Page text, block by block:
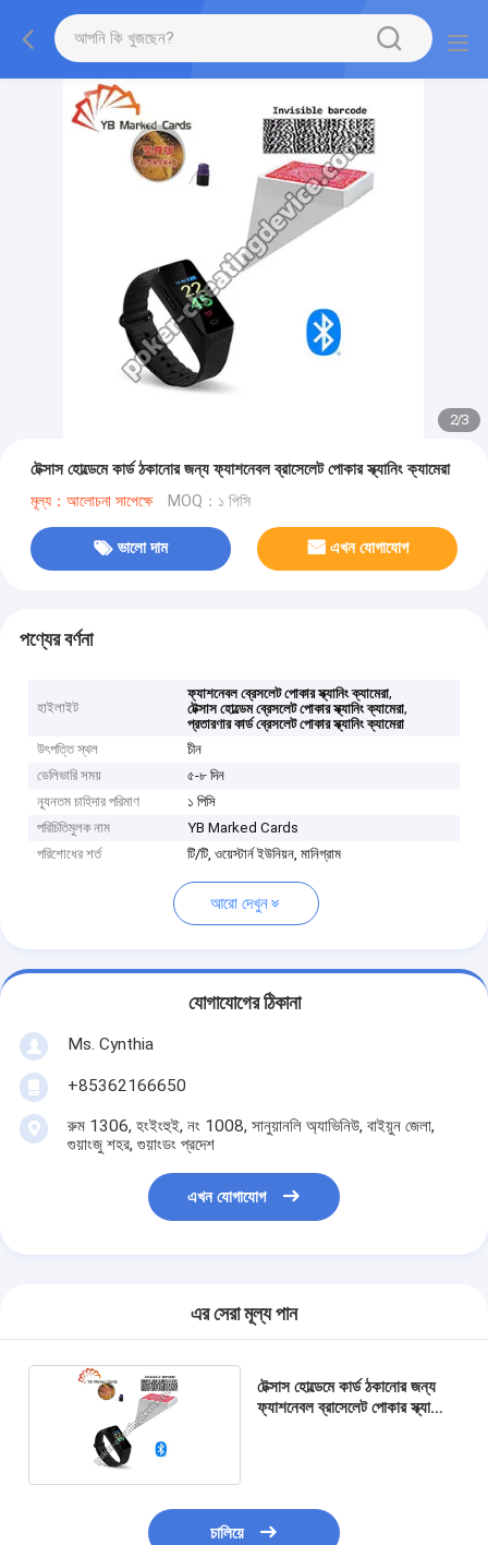
2/3
টেক্সাস হোল্ডেমে কার্ড ঠকানোর জন্য ফ্যাশনেবল ব্রাসেলেট পোকার স্ক্যানিং ক্যামেরা
মূল্য：আলোচনা সাপেক্ষে MOQ：১ পিসি
ভালো দাম এখন যোগাযোগ
পণ্যের বর্ণনা
হাইলাইট
ফ্যাশনেবল ব্রেসলেট পোকার স্ক্যানিং ক্যামেরা,
টেক্সাস হোল্ডেম ব্রেসলেট পোকার স্ক্যানিং ক্যামেরা,
প্রতারণার কার্ড ব্রেসলেট পোকার স্ক্যানিং ক্যামেরা
উৎপত্তি স্থল
চীন
ডেলিভারি সময়
৫-৮ দিন
ন্যূনতম চাহিদার পরিমাণ
১ পিসি
পরিচিতিমুলক নাম
YB Marked Cards
পরিশোধের শর্ত
টি/টি, ওয়েস্টার্ন ইউনিয়ন, মানিগ্রাম
আরো দেখুন
যোগাযোগের ঠিকানা
Ms. Cynthia
‪+85362166650‬
রুম 1306, হংইংহুই, নং 1008, সানুয়ানলি অ্যাভিনিউ, বাইয়ুন জেলা,
গুয়াংজু শহর, গুয়াংডং প্রদেশ
এখন যোগাযোগ
এর সেরা মূল্য পান
টেক্সাস হোল্ডেমে কার্ড ঠকানোর জন্য
ফ্যাশনেবল ব্রাসেলেট পোকার স্ক্যানিং
চালিয়ে